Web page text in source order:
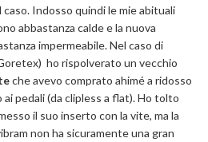
Indosso quindi le mie abituali
abbastanza calde e la nuova
impermeabile. Nel caso di
ho rispolverato un vecchio
che avevo comprato ahimé a ridosso
pedali (da clipless a flat). Ho tolto
il suo inserto con la vite, ma la
non ha sicuramente una gran